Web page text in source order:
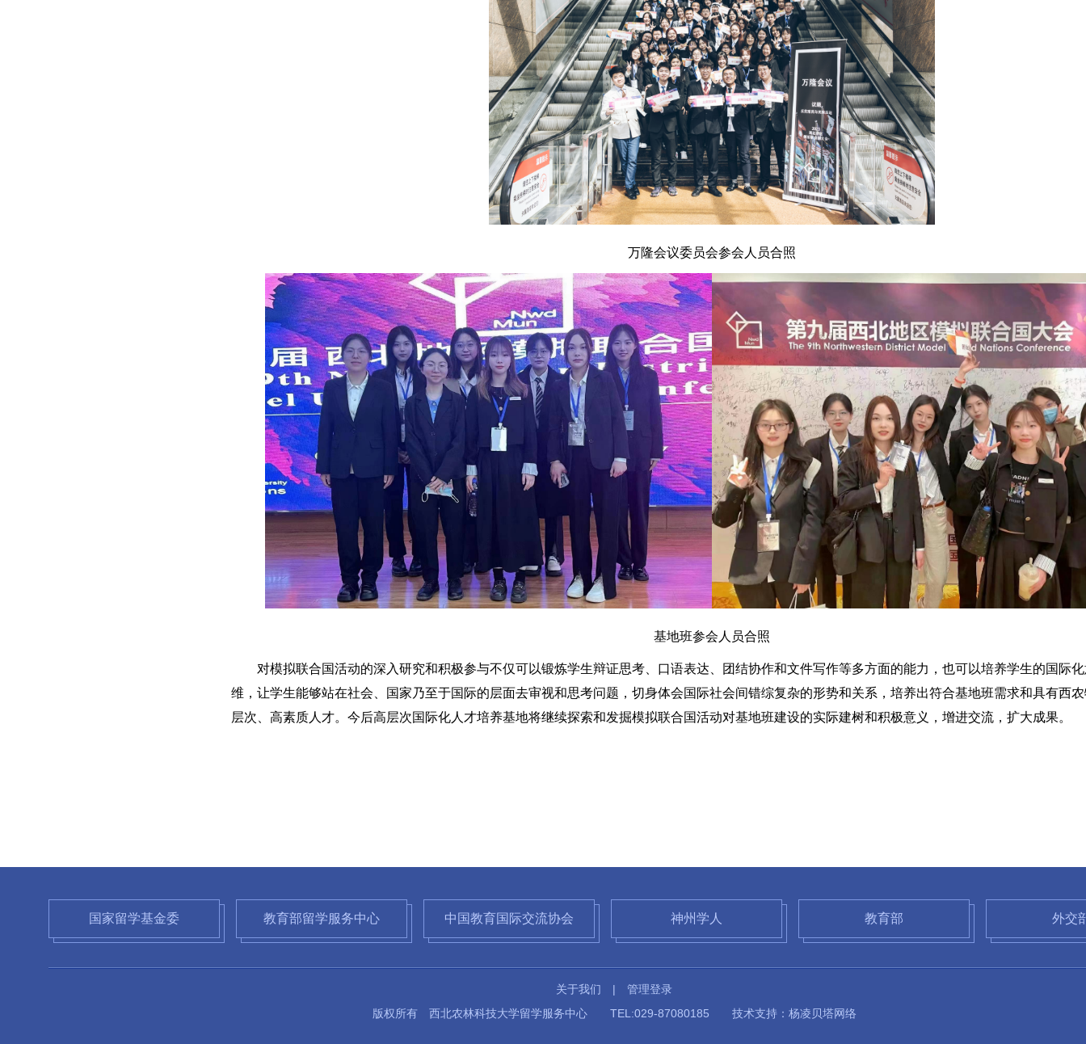
万隆会议委员会参会人员合照
基地班参会人员合照
对模拟联合国活动的深入研究和积极参与不仅可以锻炼学生辩证思考、口语表达、团结协作和文件写作等多方面的能力，也可以培养学生的国际
维，让学生能够站在社会、国家乃至于国际的层面去审视和思考问题，切身体会国际社会间错综复杂的形势和关系，培养出符合基地班需求和具有西
层次、高素质人才。今后高层次国际化人才培养基地将继续探索和发掘模拟联合国活动对基地班建设的实际建树和积极意义，增进交流，扩大成果。
国家留学基金委 教育部留学服务中心 中国教育国际交流协会 神州学人 教育部 外交
关于我们 | 管理登录
版权所有 西北农林科技大学留学服务中心 TEL:029-87080185 技术支持：杨凌贝塔网络